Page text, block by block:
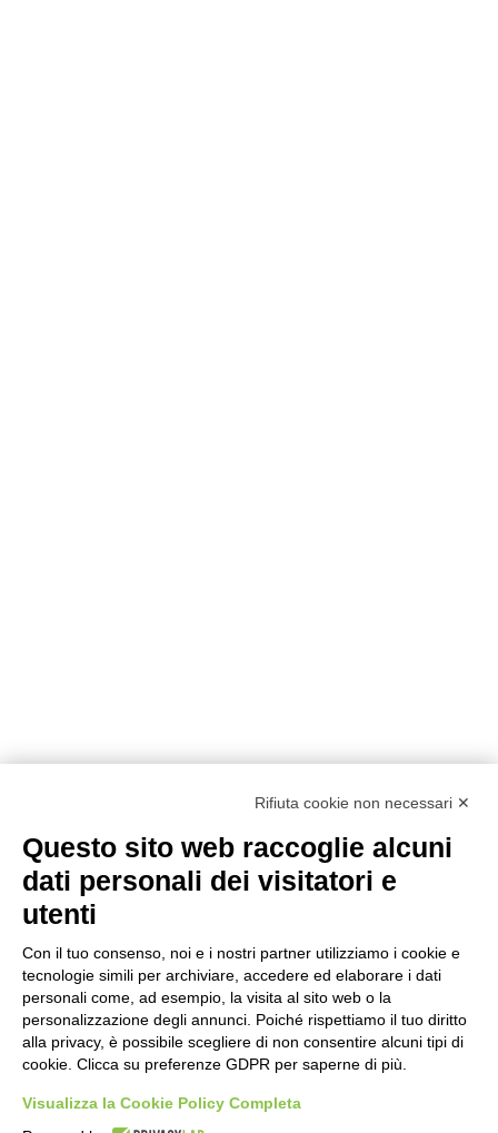
Prodotti
InterniSmalti per Interni/EsterniEsterni
Dichiarazioni CamChi siamoAcademySostenibilità
Lavora con noi
Rifiuta cookie non necessari ✕
Questo sito web raccoglie alcuni
dati personali dei visitatori e
utenti
Con il tuo consenso, noi e i nostri partner utilizziamo i cookie e
tecnologie simili per archiviare, accedere ed elaborare i dati
personali come, ad esempio, la visita al sito web o la
personalizzazione degli annunci. Poiché rispettiamo il tuo diritto
alla privacy, è possibile scegliere di non consentire alcuni tipi di
cookie. Clicca su preferenze GDPR per saperne di più.
Visualizza la Cookie Policy Completa